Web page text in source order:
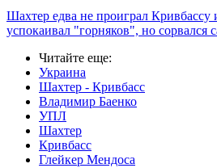
Шахтер едва не проиграл
успокаивал "горняков", но сорвался
Читайте еще:
Украина
Шахтер - Кривбасс
Владимир Баенко
УПЛ
Шахтер
Кривбасс
Глейкер Мендоса